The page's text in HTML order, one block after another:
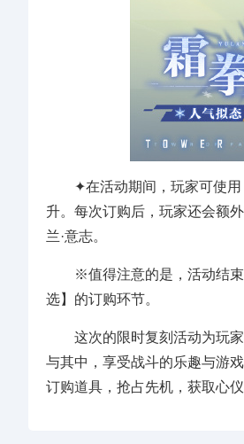
✦在活动期间，玩家可使用【
升。每次订购后，玩家还会额
兰·意志。
※值得注意的是，活动结束后
选】的订购环节。
这次的限时复刻活动为玩家
与其中，享受战斗的乐趣与游
订购道具，抢占先机，获取心